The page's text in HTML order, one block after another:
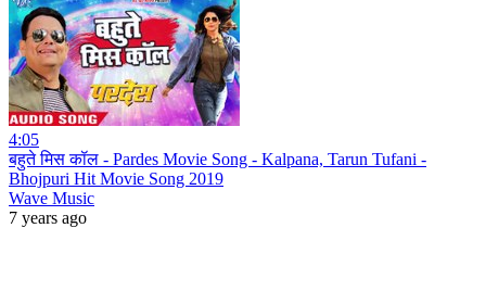
4:05
बहुते मिस कॉल - Pardes Movie Song - Kalpana, Tarun Tufani -
Bhojpuri Hit Movie Song 2019
Wave Music
7 years ago